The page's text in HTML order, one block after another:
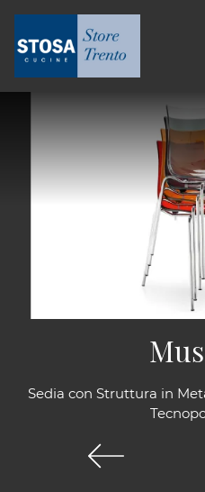
Sedia con Struttura in